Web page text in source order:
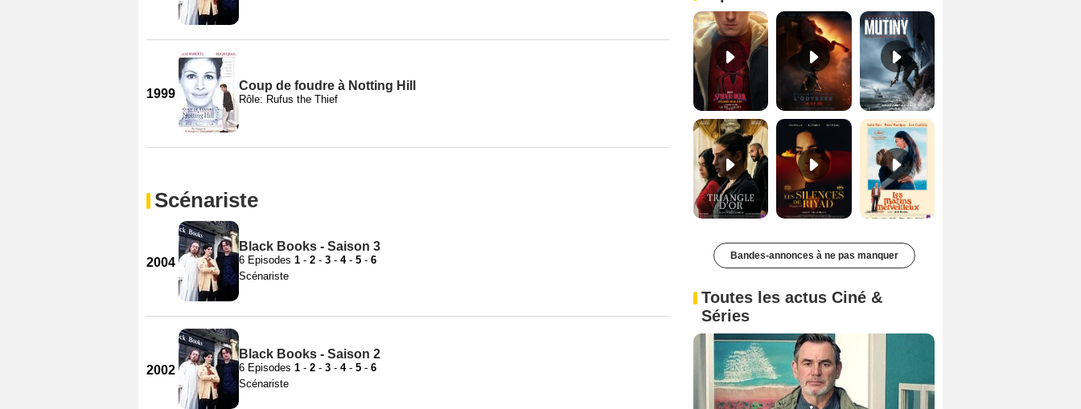
1999
Coup de foudre à Notting Hill
Rôle: Rufus the Thief
Scénariste
2004
Black Books - Saison 3
6 Episodes 1 - 2 - 3 - 4- 5 - 6
Scénariste
2002
Black Books - Saison 2
6 Episodes 1 - 2 - 3 - 4- 5 - 6
Scénariste
Les Silences de Riyad Bande-annonce VO STFR Les Matins merveilleux Bande-annonce VF
Bandes-annonces à ne pas manquer
Toutes les actus Ciné &
Séries